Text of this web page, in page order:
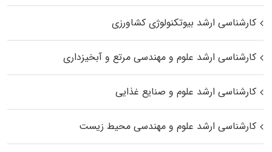
کارشناسی ارشد بیوتکنولوژی کشاورزی
کارشناسی ارشد علوم و مهندسی مرتع و آبخیزداری
کارشناسی ارشد علوم و صنایع غذایی
کارشناسی ارشد علوم و مهندسی محیط زیست